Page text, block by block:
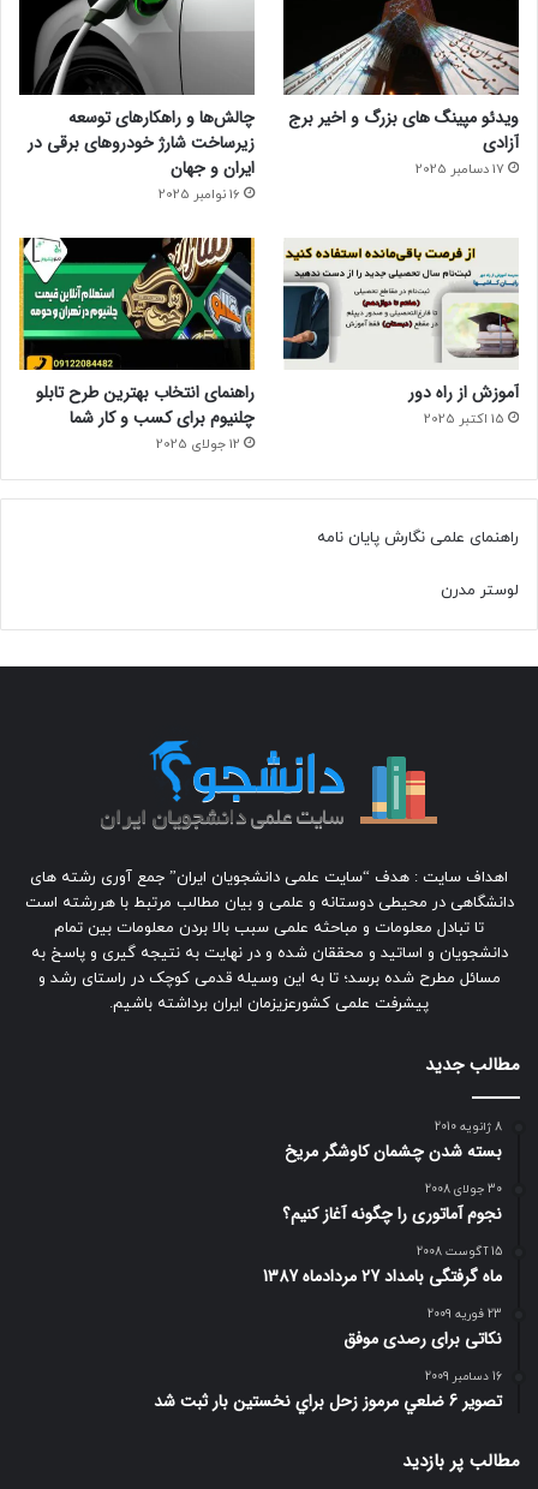
ویدئو مپینگ های بزرگ و اخیر برج
آزادی
17 دسامبر 2025
چالش‌ها و راهکارهای توسعه
زیرساخت شارژ خودروهای برقی در
ایران و جهان
16 نوامبر 2025
آموزش از راه دور
15 اکتبر 2025
راهنمای انتخاب بهترین طرح تابلو
چلنیوم برای کسب و کار شما
12 جولای 2025
راهنمای علمی نگارش پایان نامه
لوستر مدرن
اهداف سایت : هدف “سایت علمی دانشجویان ایران” جمع آوری رشته های
دانشگاهی در محیطی دوستانه و علمی و بیان مطالب مرتبط با هررشته است
تا تبادل معلومات و مباحثه علمی سبب بالا بردن معلومات بین تمام
دانشجویان و اساتید و محققان شده و در نهایت به نتیجه گیری و پاسخ به
مسائل مطرح شده برسد؛ تا به این وسیله قدمی کوچک در راستای رشد و
پیشرفت علمی کشورعزیزمان ایران برداشته باشیم.
مطالب جدید
8 ژانویه 2010
بسته شدن چشمان کاوشگر مريخ
30 جولای 2008
نجوم آماتوری را چگونه آغاز کنیم؟
15 آگوست 2008
ماه گرفتگی بامداد 27 مردادماه 1387
23 فوریه 2009
نکاتی برای رصدی موفق
16 دسامبر 2009
تصوير 6 ضلعي مرموز زحل براي نخستين بار ثبت شد
مطالب پر بازدید